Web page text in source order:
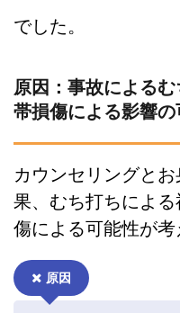
でした。
原因：事故による
帯損傷による影響の
カウンセリングと
果、むち打ちによ
傷による可能性が考
原因